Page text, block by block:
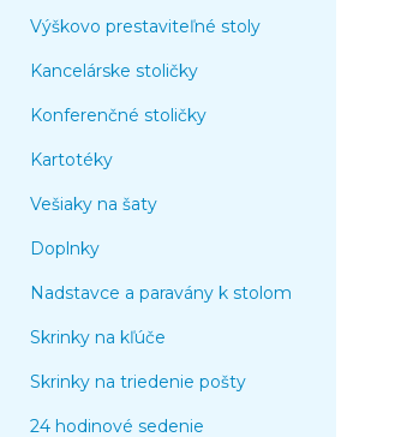
Výškovo prestaviteľné stoly
Kancelárske stoličky
Konferenčné stoličky
Kartotéky
Vešiaky na šaty
Doplnky
Nadstavce a paravány k stolom
Skrinky na kľúče
Skrinky na triedenie pošty
24 hodinové sedenie